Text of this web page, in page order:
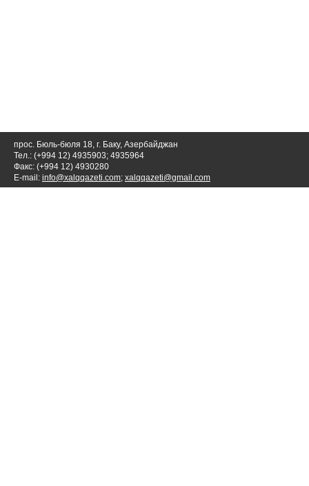
прос. Бюль-бюля 18, г. Баку, Азербайджан
Тел.: (+994 12) 4935903; 4935964
Факс: (+994 12) 4930280
E-mail: info@xalqqazeti.com; xalqqazeti@gmail.com